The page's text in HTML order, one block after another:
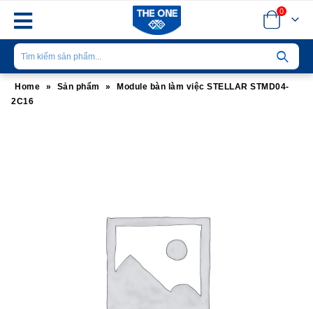
0
Home » Sản phẩm »
Module bàn làm việc STELLAR STMD04-
2C16